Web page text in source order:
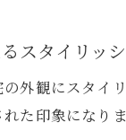
スタイリッ
外観にスタイ
た印象になり